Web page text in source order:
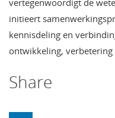
vertegenwoordigt de
initieert
kennisdeling en
ontwikkeling,
Share